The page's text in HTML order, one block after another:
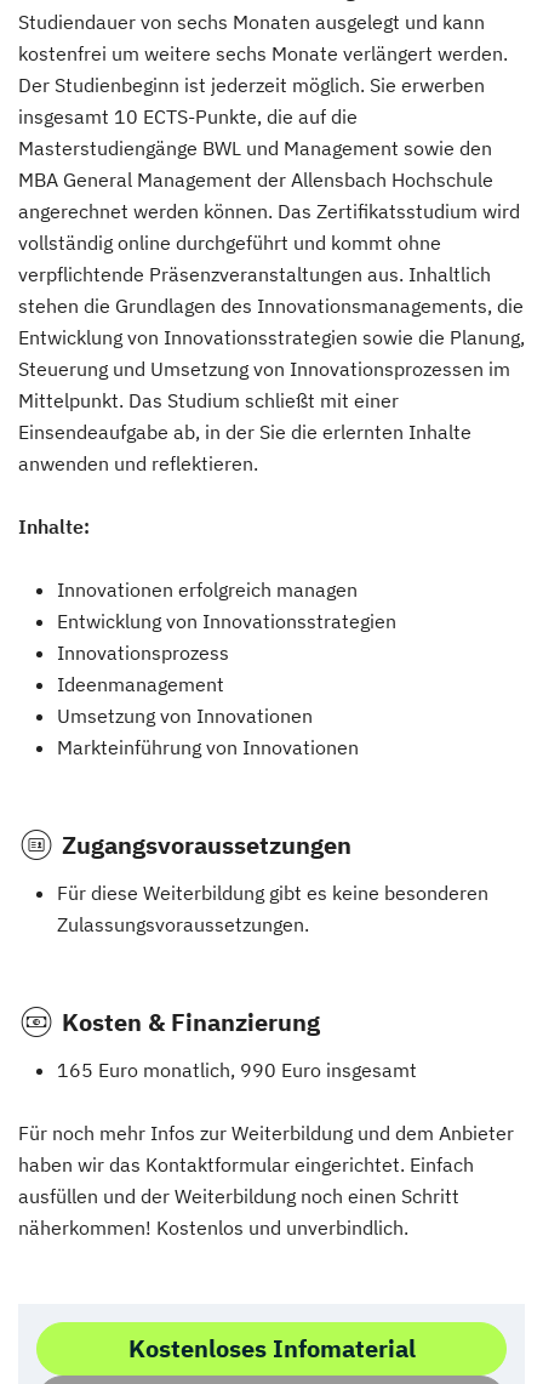
Studiendauer von sechs Monaten ausgelegt und kann
kostenfrei um weitere sechs Monate verlängert werden.
Der Studienbeginn ist jederzeit möglich. Sie erwerben
insgesamt 10 ECTS-Punkte, die auf die
Masterstudiengänge BWL und Management sowie den
MBA General Management der Allensbach Hochschule
angerechnet werden können. Das Zertifikatsstudium wird
vollständig online durchgeführt und kommt ohne
verpflichtende Präsenzveranstaltungen aus. Inhaltlich
stehen die Grundlagen des Innovationsmanagements, die
Entwicklung von Innovationsstrategien sowie die Planung,
Steuerung und Umsetzung von Innovationsprozessen im
Mittelpunkt. Das Studium schließt mit einer
Einsendeaufgabe ab, in der Sie die erlernten Inhalte
anwenden und reflektieren.
Inhalte:
Innovationen erfolgreich managen
Entwicklung von Innovationsstrategien
Innovationsprozess
Ideenmanagement
Umsetzung von Innovationen
Markteinführung von Innovationen
Zugangsvoraussetzungen
Für diese Weiterbildung gibt es keine besonderen
Zulassungsvoraussetzungen.
Kosten & Finanzierung
165 Euro monatlich, 990 Euro insgesamt
Für noch mehr Infos zur Weiterbildung und dem Anbieter
haben wir das Kontaktformular eingerichtet. Einfach
ausfüllen und der Weiterbildung noch einen Schritt
näherkommen! Kostenlos und unverbindlich.
Kostenloses Infomaterial